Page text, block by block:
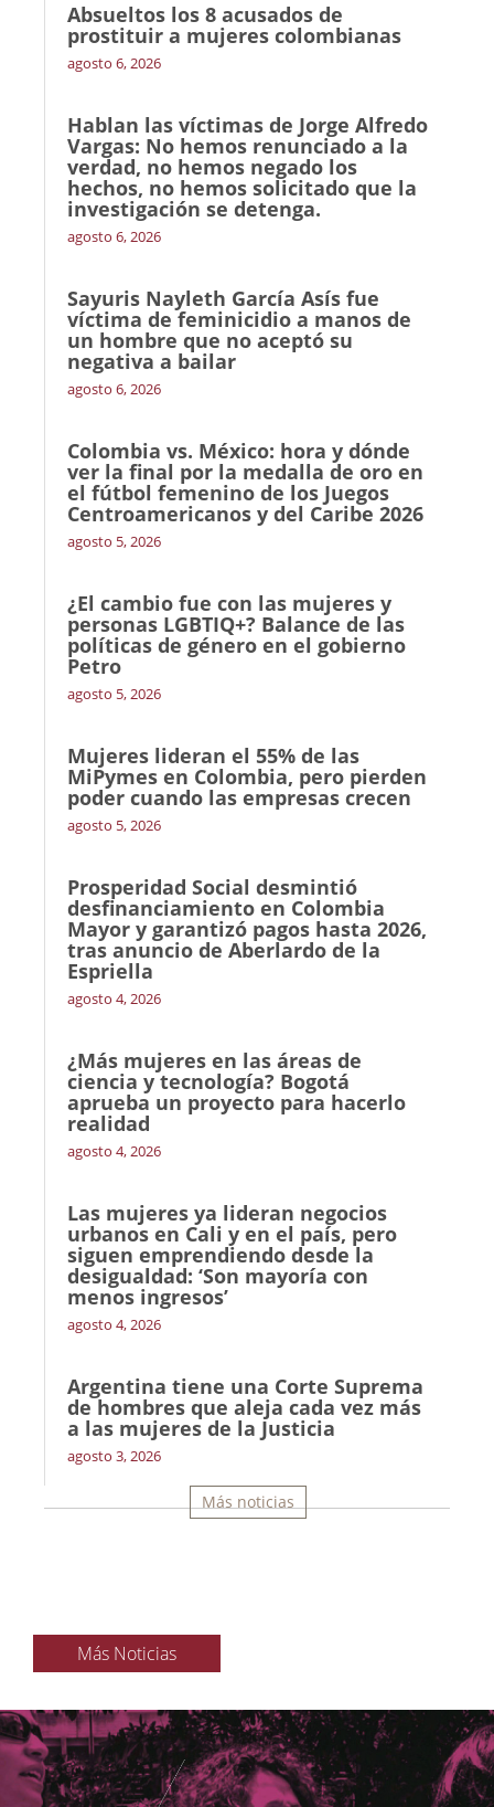
Absueltos los 8 acusados de
prostituir a mujeres colombianas
agosto 6, 2026
Hablan las víctimas de Jorge Alfredo
Vargas: No hemos renunciado a la
verdad, no hemos negado los
hechos, no hemos solicitado que la
investigación se detenga.
agosto 6, 2026
Sayuris Nayleth García Asís fue
víctima de feminicidio a manos de
un hombre que no aceptó su
negativa a bailar
agosto 6, 2026
Colombia vs. México: hora y dónde
ver la final por la medalla de oro en
el fútbol femenino de los Juegos
Centroamericanos y del Caribe 2026
agosto 5, 2026
¿El cambio fue con las mujeres y
personas LGBTIQ+? Balance de las
políticas de género en el gobierno
Petro
agosto 5, 2026
Mujeres lideran el 55% de las
MiPymes en Colombia, pero pierden
poder cuando las empresas crecen
agosto 5, 2026
Prosperidad Social desmintió
desfinanciamiento en Colombia
Mayor y garantizó pagos hasta 2026,
tras anuncio de Aberlardo de la
Espriella
agosto 4, 2026
¿Más mujeres en las áreas de
ciencia y tecnología? Bogotá
aprueba un proyecto para hacerlo
realidad
agosto 4, 2026
Las mujeres ya lideran negocios
urbanos en Cali y en el país, pero
siguen emprendiendo desde la
desigualdad: ‘Son mayoría con
menos ingresos’
agosto 4, 2026
Argentina tiene una Corte Suprema
de hombres que aleja cada vez más
a las mujeres de la Justicia
agosto 3, 2026
Más noticias
Más Noticias